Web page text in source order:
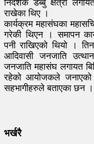
निर्देशक डब्बु क्षेत्री
राखेका थिए ।
कार्यक्रम महासंघका
गरेकी थिएन । समापन
पनी राखिएको थियो ।
आदिवासी जनजाति
जनजाति महासंघ लगायत
रहेको आयोजकले
सहभागीहरुले बताएका छन ।
भर्खरै